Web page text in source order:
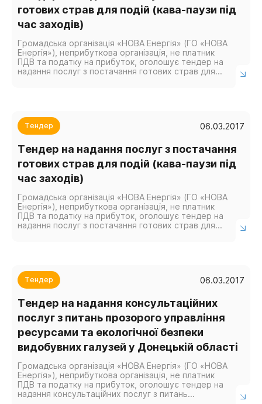
готових страв для подій (кава-паузи під
час заходів)
Громадська організація «НОВА Енергія» (ГО «НОВА
Енергія»), неприбуткова організація, не платник
ПДВ та податку на прибуток, оголошує тендер на
надання послуг з постачання готових страв для
Тендер 06.03.2017
Тендер на надання послуг з постачання
готових страв для подій (кава-паузи під
час заходів)
Громадська організація «НОВА Енергія» (ГО «НОВА
Енергія»), неприбуткова організація, не платник
ПДВ та податку на прибуток, оголошує тендер на
надання послуг з постачання готових страв для
Тендер 06.03.2017
Тендер на надання консультаційних
послуг з питань прозорого управління
ресурсами та екологічної безпеки
видобувних галузей у Донецькій області
Громадська організація «НОВА Енергія» (ГО «НОВА
Енергія»), неприбуткова організація, не платник
ПДВ та податку на прибуток, оголошує тендер на
надання консультаційних послуг з питань